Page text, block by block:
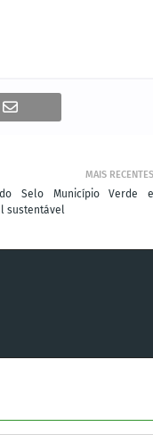
MAIS RECENTES
Selo Município Verde
sustentável